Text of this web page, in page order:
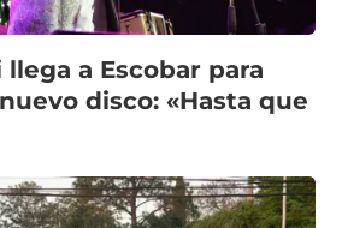
llega a Escobar para
disco: «Hasta que